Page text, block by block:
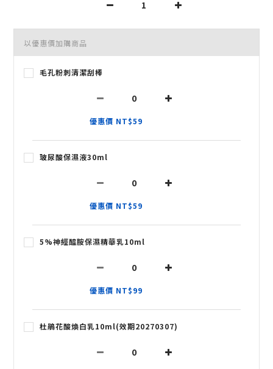
以優惠價加購商品
毛孔粉刺清潔刮棒
優惠價 NT$59
玻尿酸保濕液30ml
優惠價 NT$59
5%神經醯胺保濕精華乳10ml
優惠價 NT$99
杜鵑花酸煥白乳10ml(效期20270307)